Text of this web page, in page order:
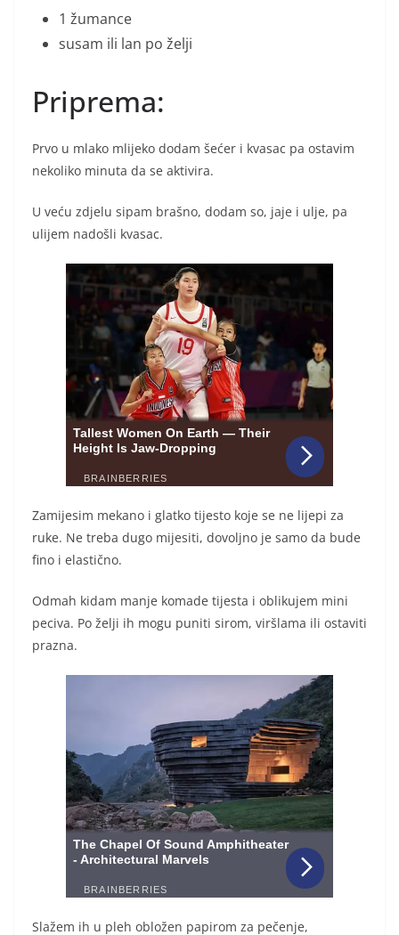
1 žumance
susam ili lan po želji
Priprema:
Prvo u mlako mlijeko dodam šećer i kvasac pa ostavim
nekoliko minuta da se aktivira.
U veću zdjelu sipam brašno, dodam so, jaje i ulje, pa
ulijem nadošli kvasac.
Zamijesim mekano i glatko tijesto koje se ne lijepi za
ruke. Ne treba dugo mijesiti, dovoljno je samo da bude
fino i elastično.
Odmah kidam manje komade tijesta i oblikujem mini
peciva. Po želji ih mogu puniti sirom, viršlama ili ostaviti
prazna.
Slažem ih u pleh obložen papirom za pečenje,